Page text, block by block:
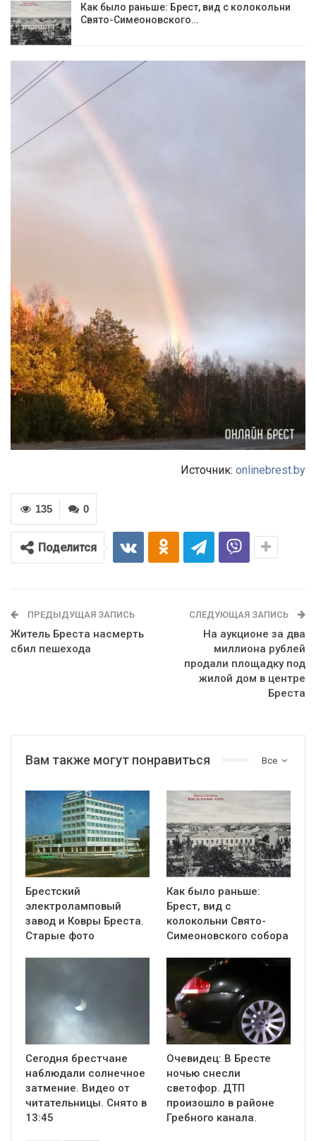
Как было раньше: Брест, вид с колокольни
Cвято-Симеоновского…
Источник: onlinebrest.by
0
135
Поделится
ПРЕДЫДУЩАЯ ЗАПИСЬ
Житель Бреста насмерть
сбил пешехода
СЛЕДУЮЩАЯ ЗАПИСЬ
На аукционе за два
миллиона рублей
продали площадку под
жилой дом в центре
Бреста
Все
Вам также могут понравиться
Брестский
электроламповый
завод и Ковры Бреста.
Старые фото
Как было раньше:
Брест, вид с
колокольни Cвято-
Симеоновского собора
Сегодня брестчане
наблюдали солнечное
затмение. Видео от
читательницы. Снято в
13:45
Очевидец: В Бресте
ночью снесли
светофор. ДТП
произошло в районе
Гребного канала.